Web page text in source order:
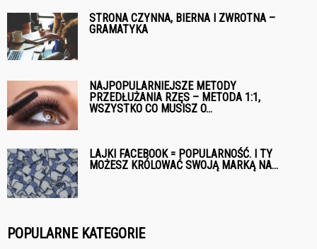
STRONA CZYNNA, BIERNA I ZWROTNA –
GRAMATYKA
NAJPOPULARNIEJSZE METODY
PRZEDŁUŻANIA RZĘS – METODA 1:1,
WSZYSTKO CO MUSISZ O...
LAJKI FACEBOOK = POPULARNOŚĆ. I TY
MOŻESZ KRÓLOWAĆ SWOJĄ MARKĄ NA...
POPULARNE KATEGORIE